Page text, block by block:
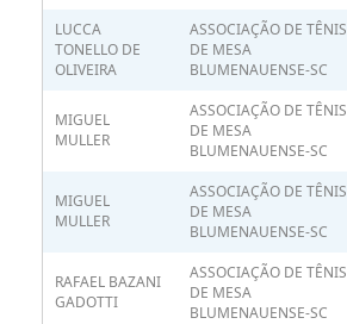
LUCCA
TONELLO DE
OLIVEIRA
ASSOCIAÇÃO DE TÊNIS
DE MESA
BLUMENAUENSE-SC
MIGUEL
MULLER
ASSOCIAÇÃO DE TÊNIS
DE MESA
BLUMENAUENSE-SC
MIGUEL
MULLER
ASSOCIAÇÃO DE TÊNIS
DE MESA
BLUMENAUENSE-SC
RAFAEL BAZANI
GADOTTI
ASSOCIAÇÃO DE TÊNIS
DE MESA
BLUMENAUENSE-SC